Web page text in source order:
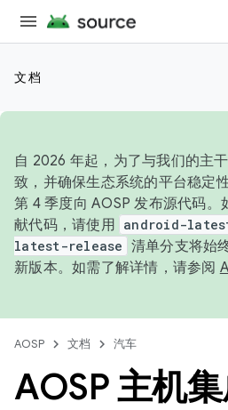
文档
自 2026 年起，为了与我们的主
致，并确保生态系统的平台稳定
第 4 季度向 AOSP 发布源代码。
献代码，请使用 android-
latest-release 清单分支将始
新版本。如需了解详情，请参阅
AOSP 文档 汽车
AOSP 主机